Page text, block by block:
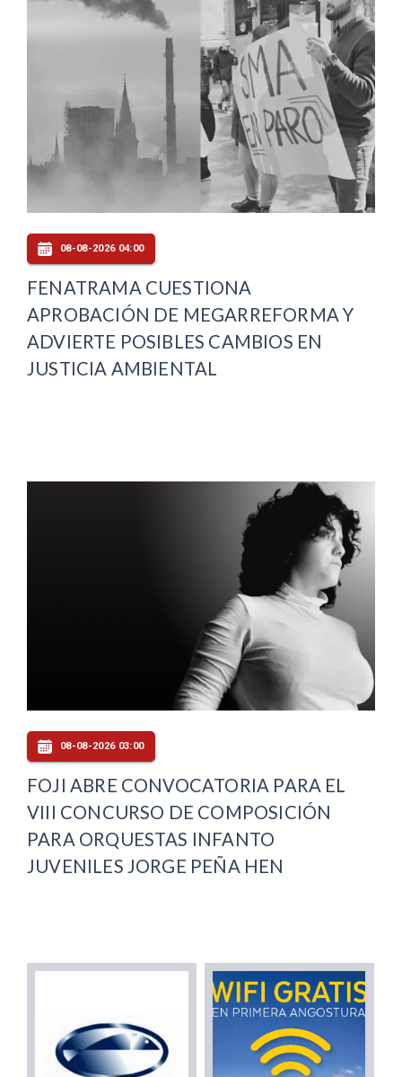
08-08-2026 04:00
FENATRAMA CUESTIONA
APROBACIÓN DE MEGARREFORMA Y
ADVIERTE POSIBLES CAMBIOS EN
JUSTICIA AMBIENTAL
08-08-2026 03:00
FOJI ABRE CONVOCATORIA PARA EL
VIII CONCURSO DE COMPOSICIÓN
PARA ORQUESTAS INFANTO
JUVENILES JORGE PEÑA HEN